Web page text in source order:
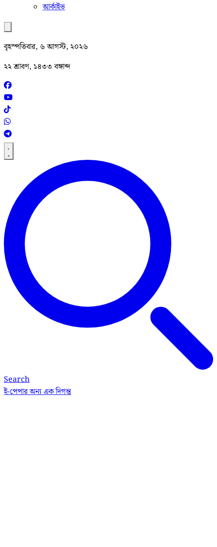
আর্কাইভ
বৃহস্পতিবার, ৬ আগস্ট, ২০২৬
২২ শ্রাবণ, ১৪৩৩ বঙ্গাব্দ
Search
ই-পেপারঅন্য এক দিগন্ত